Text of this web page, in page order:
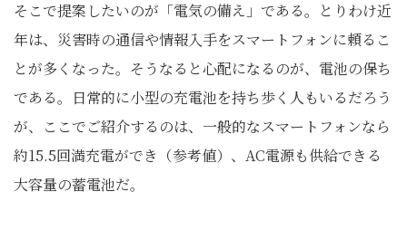
そこで提案したいのが「電気の備え」である。とりわけ近
年は、災害時の通信や情報入手をスマートフォンに頼るこ
とが多くなった。そうなると心配になるのが、電池の保ち
である。日常的に小型の充電池を持ち歩く人もいるだろう
が、ここでご紹介するのは、一般的なスマートフォンなら
約15.5回満充電ができ（参考値）、AC電源も供給できる
大容量の蓄電池だ。